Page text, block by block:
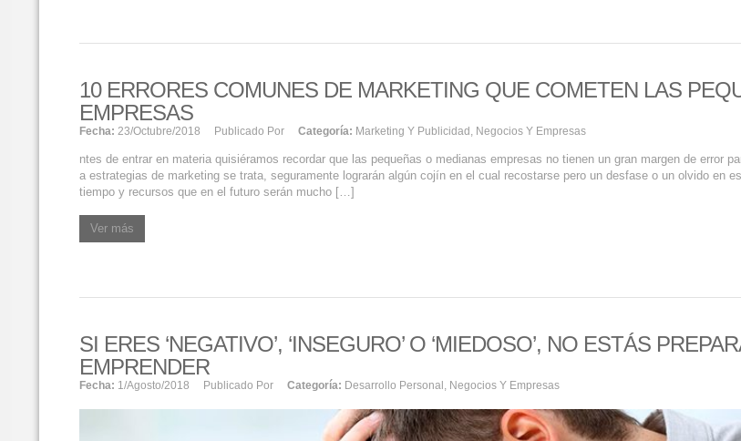
10 ERRORES COMUNES DE MARKETING QUE COMETEN LAS
EMPRESAS
Fecha: 23/octubre/2018 Publicado Por Categoría: Marketing Y Publicidad Negocios Y Empresas
ntes de entrar en materia quisiéramos recordar que las pequeñas o medianas empresas no tienen un gran margen de error
a estrategias de marketing se trata, seguramente lograrán algún cojín en el cual recostarse pero un desfase o un olvido en
tiempo y recursos que en el futuro serán mucho […]
Ver más
SI ERES ‘NEGATIVO’, ‘INSEGURO’ O ‘MIEDOSO’, NO ESTÁS
EMPRENDER
Fecha: 1/agosto/2018 Publicado Por Categoría: Desarrollo Personal Negocios Y Empresas